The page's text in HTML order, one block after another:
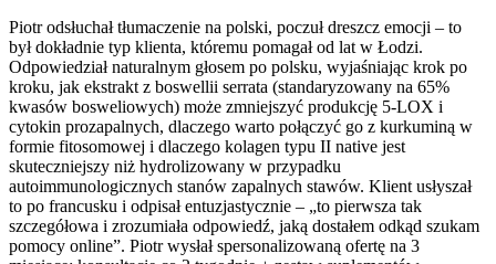
Piotr odsłuchał tłumaczenie na polski, poczuł dreszcz emocji – to
był dokładnie typ klienta, któremu pomagał od lat w Łodzi.
Odpowiedział naturalnym głosem po polsku, wyjaśniając krok po
kroku, jak ekstrakt z boswellii serrata (standaryzowany na 65%
kwasów bosweliowych) może zmniejszyć produkcję 5-LOX i
cytokin prozapalnych, dlaczego warto połączyć go z kurkuminą w
formie fitosomowej i dlaczego kolagen typu II native jest
skuteczniejszy niż hydrolizowany w przypadku
autoimmunologicznych stanów zapalnych stawów. Klient usłyszał
to po francusku i odpisał entuzjastycznie – „to pierwsza tak
szczegółowa i zrozumiała odpowiedź, jaką dostałem odkąd szukam
pomocy online”. Piotr wysłał spersonalizowaną ofertę na 3